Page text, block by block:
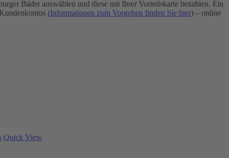
Bäder auswählen und diese mit Ihrer Vorteilskarte bezahlen. Ein
(Informationen zum Vorgehen finden Sie hier) – online
Quick View